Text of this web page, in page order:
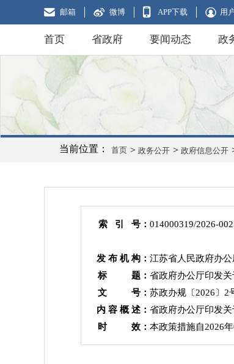
邮箱 微博 APP下载 用
首页 省政府 要闻动态 政
当前位置： 首页 > 政务公开 > 政府信息公开
索 引 号： 014000319/2026-
发 布 机 构： 江苏省人民政府办公
标 题： 省政府办公厅印发
文 号： 苏政办规〔2026〕2
内 容 概 述： 省政府办公厅印发
时 效： 本政策措施自2026